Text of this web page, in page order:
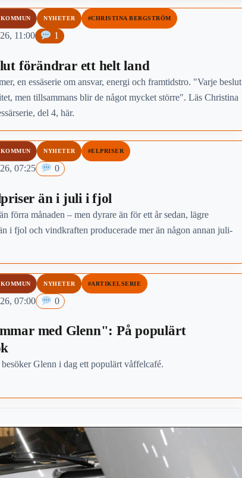
NYHETER #CHRISTINA BERGSTRÖM
11:00 1
förändrar ett helt land
en essäserie om ansvar, energi och framtidstro. "Varje beslut
men tillsammans blir de något mycket större". Läs Christina
del 4, här.
NYHETER #ELPRISER
07:25 0
än i juli i fjol
förra månaden – men dyrare än för ett år sedan, lägre
i fjol och vindkraften producerade mer än någon annan juli-
NYHETER #ARTIKELSERIE
07:00 0
med Glenn": På populärt
Glenn i dag ett populärt våffelcafé.